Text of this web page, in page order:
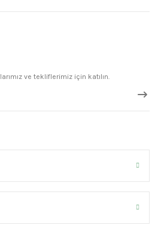
ve tekliflerimiz için katılın.